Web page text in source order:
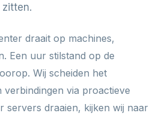
draait op machines,
Een uur stilstand op de
Wij scheiden het
via proactieve
servers draaien, kijken wij naar